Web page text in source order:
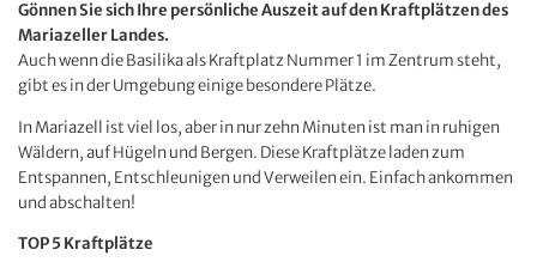
Gönnen Sie sich Ihre persönliche Auszeit auf den Kraftplätzen des
Mariazeller Landes.
Auch wenn die Basilika als Kraftplatz Nummer 1 im Zentrum steht,
gibt es in der Umgebung einige besondere Plätze.
In Mariazell ist viel los, aber in nur zehn Minuten ist man in ruhigen
Wäldern, auf Hügeln und Bergen. Diese Kraftplätze laden zum
Entspannen, Entschleunigen und Verweilen ein. Einfach ankommen
und abschalten!
TOP 5 Kraftplätze